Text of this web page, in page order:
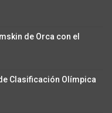
de Orca con el
Clasificación Olímpica